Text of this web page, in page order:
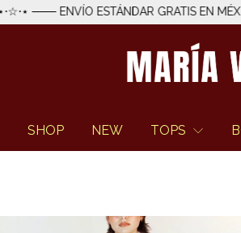
EN MÉXICO EN COMPRAS
SHOP NEW TOPS